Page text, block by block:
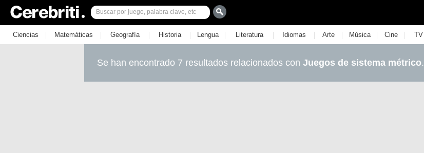
Ciencias | Matemáticas | Geografía | Historia | Lengua | Literatura | Idiomas | Arte | Música | Cine | TV
Se han encontrado 7 resultados relacionados con Juegos de sistema métrico.